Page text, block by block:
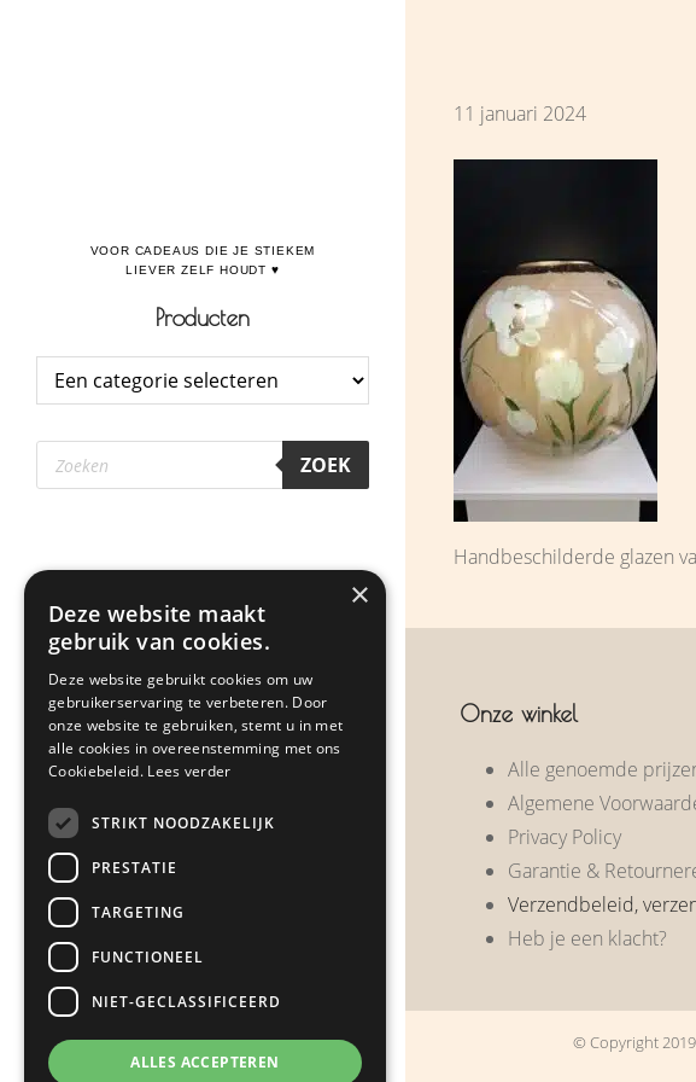
Producten
Producten
zoeken ZOEK
Zakelijke geschenken
Klantreacties
Nieuws
Contact
Webshop
11 januari 2024
Handbeschilderde glazen
Onze winkel
Alle genoemde
Algemene
Privacy Policy
Garantie &
Verzendbeleid,
Heb je een klacht?
© Copyright
×
Deze website maakt
gebruik van cookies.
Deze website gebruikt cookies om uw
gebruikerservaring te verbeteren. Door
onze website te gebruiken, stemt u in met
alle cookies in overeenstemming met ons
Cookiebeleid. Lees verder
STRIKT NOODZAKELIJK
PRESTATIE
TARGETING
FUNCTIONEEL
NIET-GECLASSIFICEERD
ALLES ACCEPTEREN